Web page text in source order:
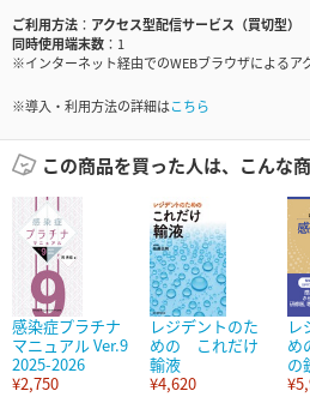
ご利用方法
アクセス型配信サービス（買切型）
同時使用端末数
1
※インターネット経由でのWEBブラウザによるア
※導入・利用方法の詳細はこちら
この商品を買った人は、こんな
感染症プラチナ
マニュアル Ver.9
2025-2026
¥2,750
レジデントのた
めの これだけ
輸液
¥4,620
レ
め
の